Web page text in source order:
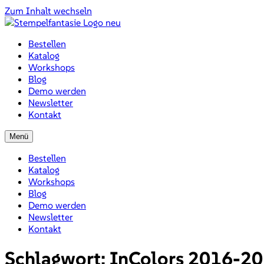
Zum Inhalt wechseln
Bestellen
Katalog
Workshops
Blog
Demo werden
Newsletter
Kontakt
Menü
Bestellen
Katalog
Workshops
Blog
Demo werden
Newsletter
Kontakt
Schlagwort: InColors 2016-